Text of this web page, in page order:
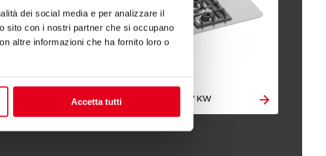
dei social media e per analizzare il
sito con i nostri partner che si occupano
altre informazioni che ha fornito loro o
Accetta tutti
6 KW GASHERDE 7 + 7 KW